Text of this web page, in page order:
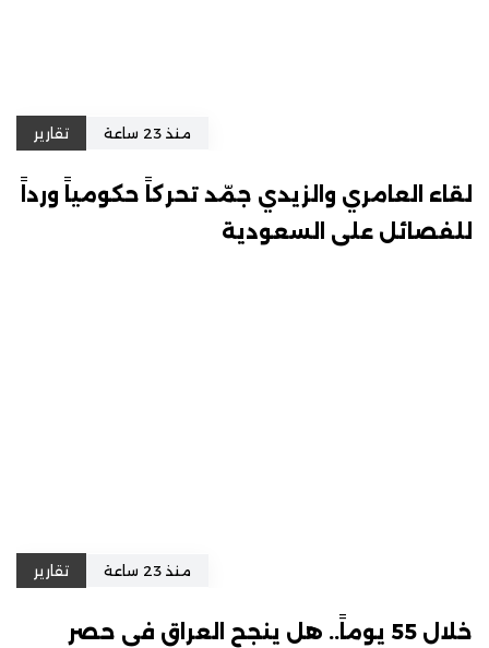
منذ 23 ساعة تقارير
لقاء العامري والزيدي جمّد تحركاً حكومياً ورداً
للفصائل على السعودية
منذ 23 ساعة تقارير
خلال 55 يوماً.. هل ينجح العراق في حصر